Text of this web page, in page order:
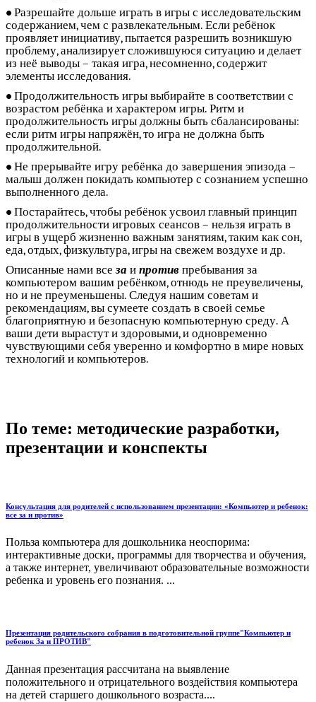
Разрешайте дольше играть в игры с исследовательским
содержанием, чем с развлекательным. Если ребёнок
проявляет инициативу, пытается разрешить возникшую
проблему, анализирует сложившуюся ситуацию и делает
из неё выводы – такая игра, несомненно, содержит
элементы исследования.
Продолжительность игры выбирайте в соответствии с
возрастом ребёнка и характером игры. Ритм и
продолжительность игры должны быть сбалансированы:
если ритм игры напряжён, то игра не должна быть
продолжительной.
Не прерывайте игру ребёнка до завершения эпизода –
малыш должен покидать компьютер с сознанием успешно
выполненного дела.
Постарайтесь, чтобы ребёнок усвоил главный принцип
продолжительности игровых сеансов – нельзя играть в
игры в ущерб жизненно важным занятиям, таким как сон,
еда, отдых, физкультура, игры на свежем воздухе и др.
Описанные нами всеза и против пребывания за
компьютером вашим ребёнком, отнюдь не преувеличены,
но и не преуменьшены. Следуя нашим советам и
рекомендациям, вы сумеете создать в своей семье
благоприятную и безопасную компьютерную среду. А
ваши дети вырастут и здоровыми, и одновременно
чувствующими себя уверенно и комфортно в мире новых
технологий и компьютеров.
По теме: методические разработки,
презентации и конспекты
Консультация для родителей с использованием презентации: «Компьютер и ребенок:
все за и против»
Польза компьютера для дошкольника неоспорима:
интерактивные доски, программы для творчества и обучения,
а также интернет, увеличивают образовательные возможности
ребенка и уровень его познания. ...
Презентация родительского собрания в подготовительной группе"Компьютер и
ребенок За и ПРОТИВ"
Данная презентация рассчитана на выявление
положительного и отрицательного воздействия компьютера
на детей старшего дошкольного возраста....